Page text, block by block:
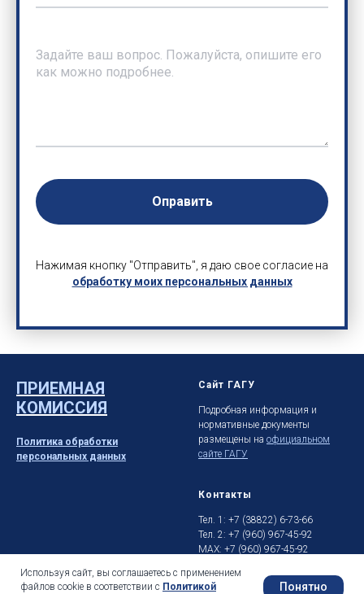
Используя сайт, вы соглашаетесь с применением
файлов cookie в соответствии с Политикой Понятно
Оправить
Нажимая кнопку "Отправить", я даю свое согласие на
обработку моих персональных данных
ПРИЕМНАЯ
КОМИССИЯ
Политика обработки
персональных данных
Сайт ГАГУ
Подробная информация и
нормативные документы
размещены на официальном
сайте ГАГУ
Контакты
Тел. 1: +7 (38822) 6-73-66
Тел. 2: +7 (960) 967-45-92
MAX: +7 (960) 967-45-92